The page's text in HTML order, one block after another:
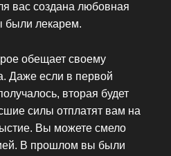
вас создана любовная
были лекарем.
обещает своему
Даже если в первой
вторая будет
силы отплатят вам на
Вы можете смело
В прошлом вы были